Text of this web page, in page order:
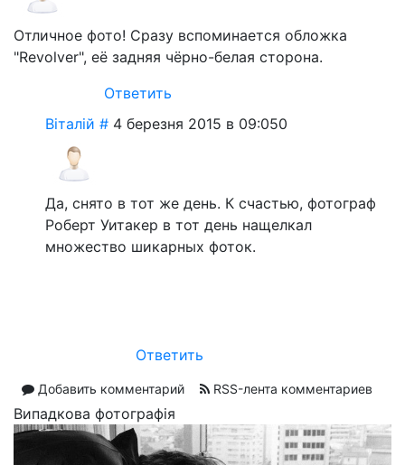
Отличное фото! Сразу вспоминается обложка
"Revolver", её задняя чёрно-белая сторона.
Ответить
Віталій # 4 березня 2015 в 09:050
Да, снято в тот же день. К счастью, фотограф
Роберт Уитакер в тот день нащелкал
множество шикарных фоток.
Ответить
Добавить комментарий RSS-лента комментариев
Випадкова фотографія